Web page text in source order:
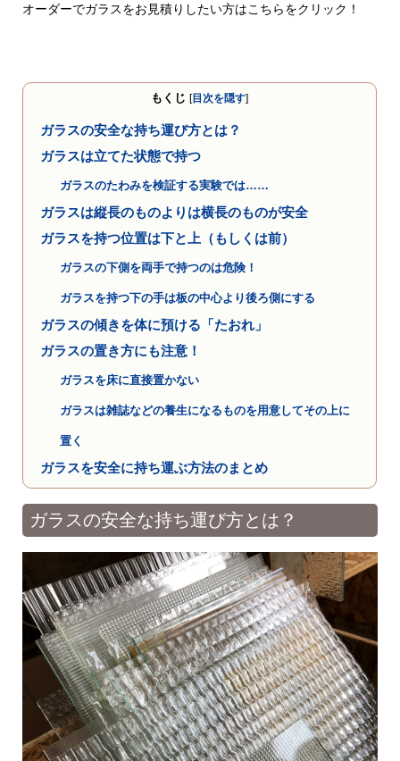
オーダーでガラスをお見積りしたい方はこちらをクリック！
もくじ [目次を隠す]
ガラスの安全な持ち運び方とは？
ガラスは立てた状態で持つ
ガラスのたわみを検証する実験では……
ガラスは縦長のものよりは横長のものが安全
ガラスを持つ位置は下と上（もしくは前）
ガラスの下側を両手で持つのは危険！
ガラスを持つ下の手は板の中心より後ろ側にする
ガラスの傾きを体に預ける「たおれ」
ガラスの置き方にも注意！
ガラスを床に直接置かない
ガラスは雑誌などの養生になるものを用意してその上に
置く
ガラスを安全に持ち運ぶ方法のまとめ
ガラスの安全な持ち運び方とは？